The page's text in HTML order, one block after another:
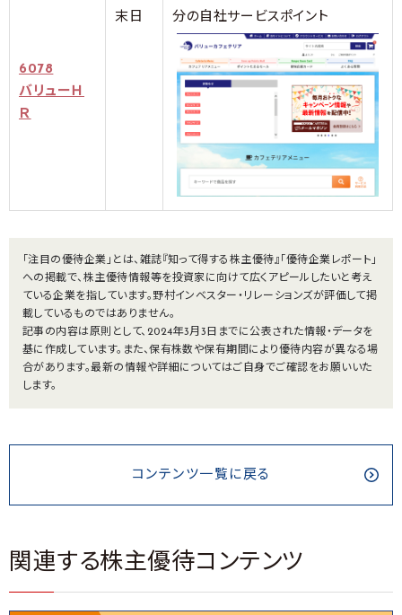
6078
バリューＨ
Ｒ
末日
分の自社サービスポイント
「注目の優待企業」とは、雑誌『知って得する株主優待』「優待企業レポート」
への掲載で、株主優待情報等を投資家に向けて広くアピールしたいと考え
ている企業を指しています。野村インベスター・リレーションズが評価して掲
載しているものではありません。
記事の内容は原則として、2024年3月3日までに公表された情報・データを
基に作成しています。また、保有株数や保有期間により優待内容が異なる場
合があります。最新の情報や詳細についてはご自身でご確認をお願いいた
します。
コンテンツ一覧に戻る
関連する株主優待コンテンツ